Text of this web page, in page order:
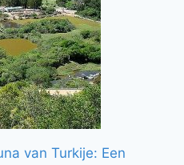
van Turkije: Een